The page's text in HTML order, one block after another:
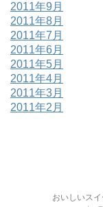
2011年9月
2011年8月
2011年7月
2011年6月
2011年5月
2011年4月
2011年3月
2011年2月
おいしいス